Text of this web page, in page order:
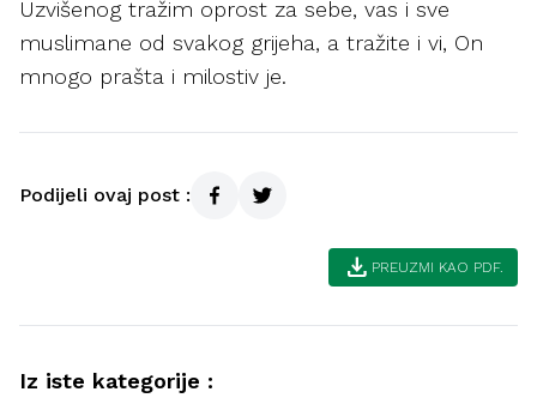
Uzvišenog tražim oprost za sebe, vas i sve
muslimane od svakog grijeha, a tražite i vi, On
mnogo prašta i milostiv je.
Podijeli ovaj post :
download PREUZMI KAO PDF.
Iz iste kategorije :